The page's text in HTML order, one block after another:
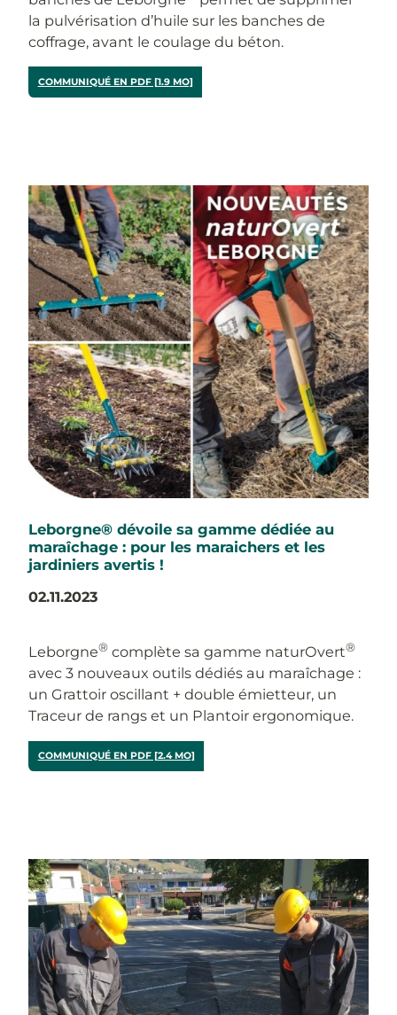
la pulvérisation d’huile sur les banches de
coffrage, avant le coulage du béton.
COMMUNIQUÉ EN PDF [1.9 MO]
Leborgne® dévoile sa gamme dédiée au
maraîchage : pour les maraichers et les
jardiniers avertis !
02.11.2023
Leborgne®complète sa gamme naturOvert®
avec 3 nouveaux outils dédiés au maraîchage :
un Grattoir oscillant + double émietteur, un
Traceur de rangs et un Plantoir ergonomique.
COMMUNIQUÉ EN PDF [2.4 MO]